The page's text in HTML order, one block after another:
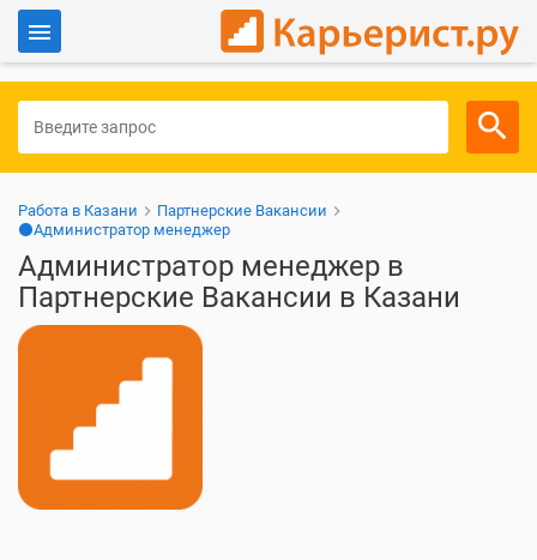
Для работодателей
Работа в Казани
Партнерские Вакансии
⚫Администратор менеджер
Администратор менеджер в
Партнерские Вакансии в Казани